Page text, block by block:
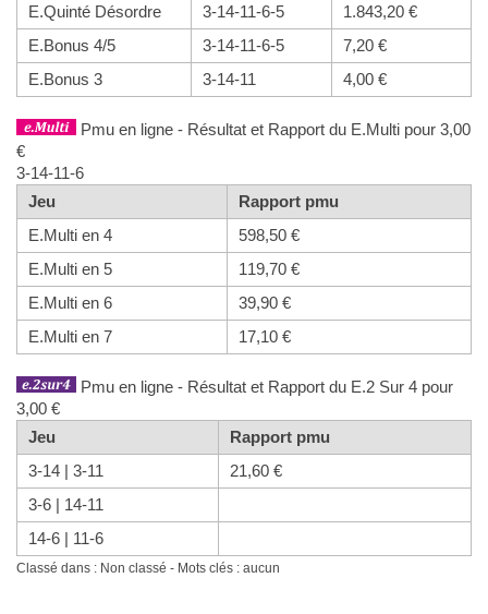
E.Quinté Désordre
3-14-11-6-5
1.843,20 €
E.Bonus 4/5
3-14-11-6-5
7,20 €
E.Bonus 3
3-14-11 4,00 €
Pmu en ligne - Résultat et Rapport du E.Multi pour 3,00
€
3-14-11-6
Jeu
Rapport pmu
E.Multi en 4
598,50 €
E.Multi en 5
119,70 €
E.Multi en 6
39,90 €
E.Multi en 7
17,10 €
Pmu en ligne - Résultat et Rapport du E.2 Sur 4 pour
3,00 €
Jeu
Rapport pmu
3-14 | 3-11
21,60 €
3-6 | 14-11
14-6 | 11-6
Classé dans : Non classé - Mots clés : aucun